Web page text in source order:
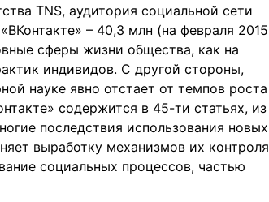
TNS, аудитория социальной сети
– 40,3 млн (на февраля 2015
сферы жизни общества, как на
индивидов. С другой стороны,
науке явно отстает от темпов роста
содержится в 45-ти статьях, из
последствия использования новых
выработку механизмов их контроля
социальных процессов, частью